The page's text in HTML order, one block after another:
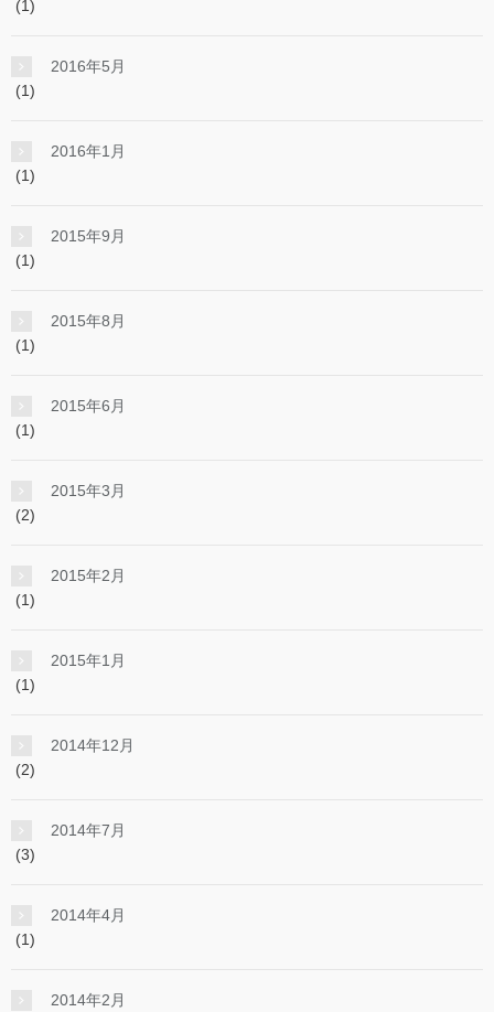
(1)
2016年5月
(1)
2016年1月
(1)
2015年9月
(1)
2015年8月
(1)
2015年6月
(1)
2015年3月
(2)
2015年2月
(1)
2015年1月
(1)
2014年12月
(2)
2014年7月
(3)
2014年4月
(1)
2014年2月